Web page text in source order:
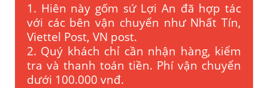
1. Hiên này gốm sứ Lợi An đã hợp tác
với các bên vận chuyển như Nhất Tín,
Viettel Post, VN post.
2. Quý khách chỉ cần nhận hàng, kiểm
tra và thanh toán tiền. Phí vận chuyển
dưới 100.000 vnđ.